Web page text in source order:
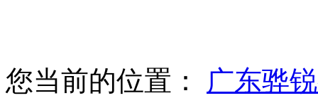
您当前的位置：
广东骅